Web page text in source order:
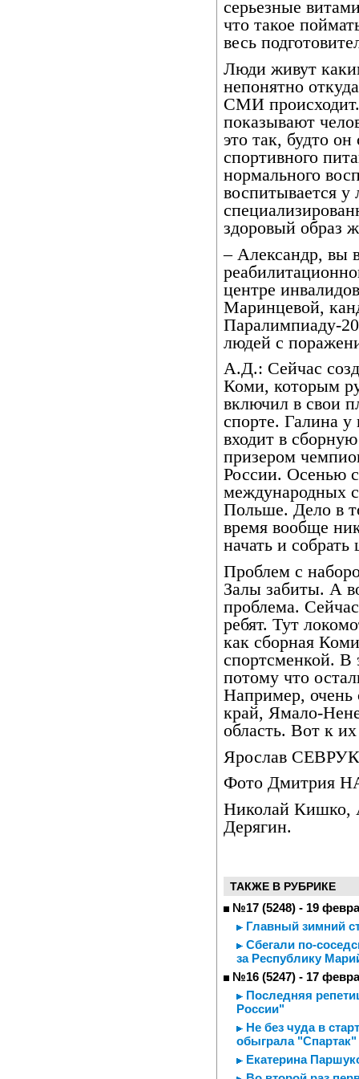
серьезные
что такое
весь
Люди живут
непонятно
СМИ происходит.
показывают
это так, будто
спортивного
нормального
воспитывается
здоровый образ
– Александр, вы
центре
Маринцевой,
Паралимпиаду-
людей с
А.Д.: Сейчас
Коми, которым
включил в свои
спорте. Галина у
входит в
призером
России. Осенью
международных
Польше. Дело в
время вообще
начать и
Проблем с
Залы забиты. А
проблема.
ребят. Тут
как сборная
спортсменкой. В
потому что
Например, очень
край, Ямало-
область. Вот к
Ярослав СЕВРУК
Фото Дмитрия
Николай Кишко,
Дерягин.
ТАКЖЕ В РУБРИКЕ
№17 (5248) - 19
Главный зимний
Сбегали по-
за Республику
№16 (5247) - 17
Последняя
России"
Не без чуда в
обыграла "Спартак"
Екатерина